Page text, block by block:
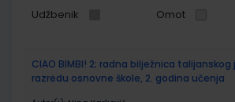
Udžbenik Omot
CIAO BIMBI! 2; radna bilježnica
razredu osnovne škole, 2. godina učenja